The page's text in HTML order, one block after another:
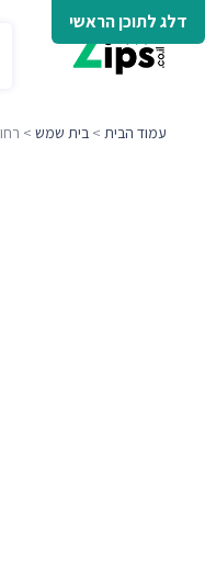
דלג לתוכן הראשי
עמוד הבית > בית שמש >